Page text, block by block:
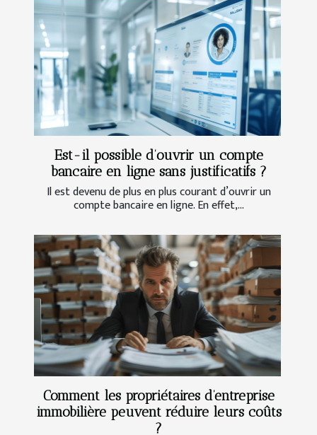
Est-il possible d’ouvrir un compte
bancaire en ligne sans justificatifs ?
Il est devenu de plus en plus courant d’ouvrir un
compte bancaire en ligne. En effet,...
Comment les propriétaires d’entreprise
immobilière peuvent réduire leurs coûts
?